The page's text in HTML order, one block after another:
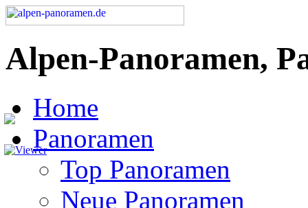
Alpen-Panoramen,
Home
Panoramen
Top Panoramen
Neue Panoramen